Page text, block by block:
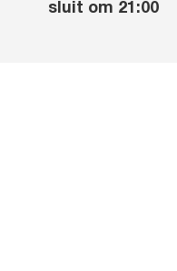
sluit om 21:00